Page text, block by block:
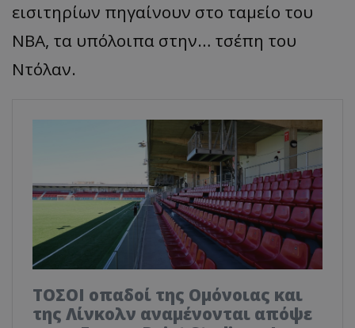
εισιτηρίων πηγαίνουν στο ταμείο του
ΝΒΑ, τα υπόλοιπα στην… τσέπη του
Ντόλαν.
ΤΟΣΟΙ οπαδοί της Ομόνοιας και
της Λίνκολν αναμένονται απόψε